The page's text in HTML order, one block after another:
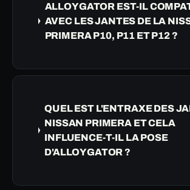
ALLOYGATOR EST-IL
AVEC LES JANTES DE LA
PRIMERA P10, P11 ET P12 ?
QUEL EST L'ENTRAXE DES
NISSAN PRIMERA ET CELA
INFLUENCE-T-IL LA POSE
D'ALLOYGATOR ?